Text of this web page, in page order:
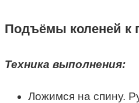
Подъёмы коленей к
Техника выполнения:
Ложимся на спину.